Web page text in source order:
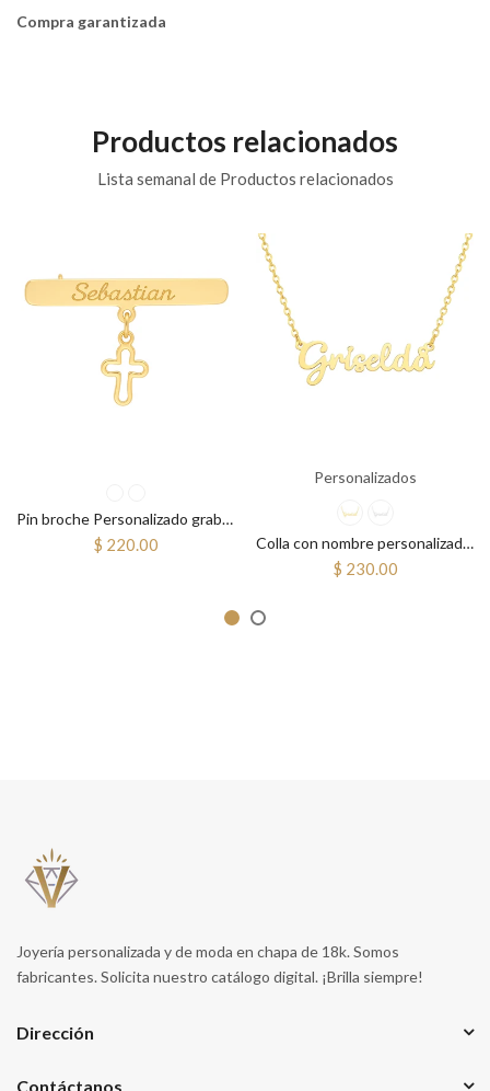
Compra garantizada
Productos relacionados
Lista semanal de Productos relacionados
Pin broche Personalizado grabado fistol prendedor bautizo primera comunión cruz
$ 220.00
Personalizados
Colla con nombre personalizado cursiva
$ 230.00
Joyería personalizada y de moda en chapa de 18k. Somos
fabricantes. Solicita nuestro catálogo digital. ¡Brilla siempre!
Dirección
Contáctanos